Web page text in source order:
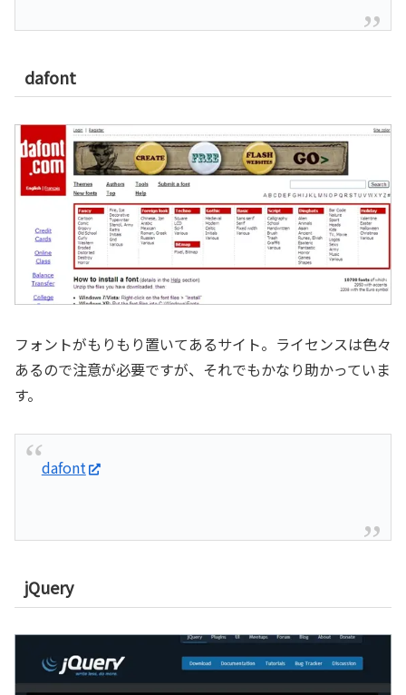
dafont
フォントがもりもり置いてあるサイト。ライセンスは色々
あるので注意が必要ですが、それでもかなり助かっていま
す。
dafont
jQuery